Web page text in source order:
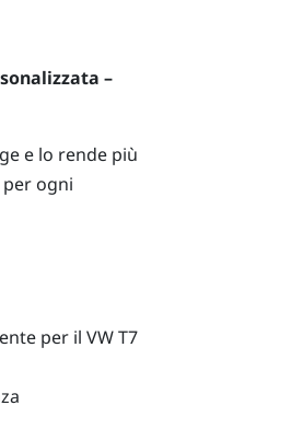
–
e lo rende più
ogni
per il VW T7